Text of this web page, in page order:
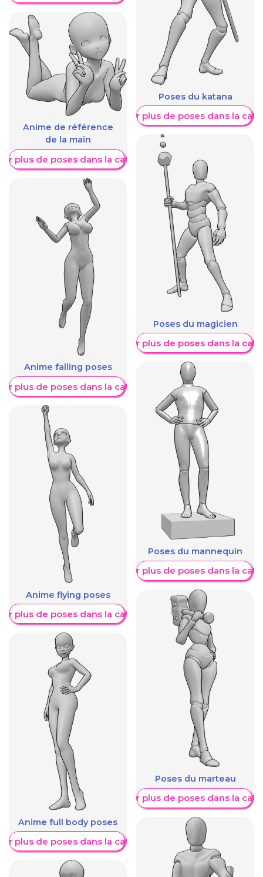
Anime de référence
de la main
plus de poses dans la catégorie
Anime falling poses
plus de poses dans la catégorie
Anime flying poses
plus de poses dans la catégorie
Anime full body poses
plus de poses dans la catégorie
Poses du katana
Afficher plus de poses dans la
Poses du magicien
Afficher plus de poses dans la
Poses du mannequin
Afficher plus de poses dans la
Poses du marteau
Afficher plus de poses dans la